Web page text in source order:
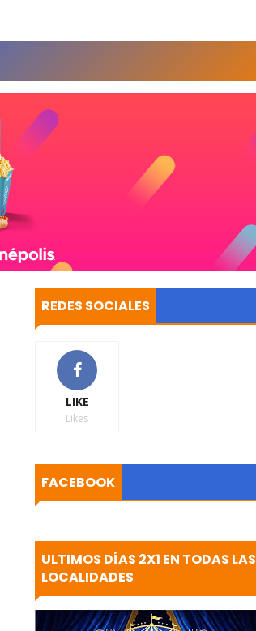
REDES SOCIALES
LIKE
Likes
FACEBOOK
ULTIMOS DÍAS 2X1 EN TODAS LAS
LOCALIDADES